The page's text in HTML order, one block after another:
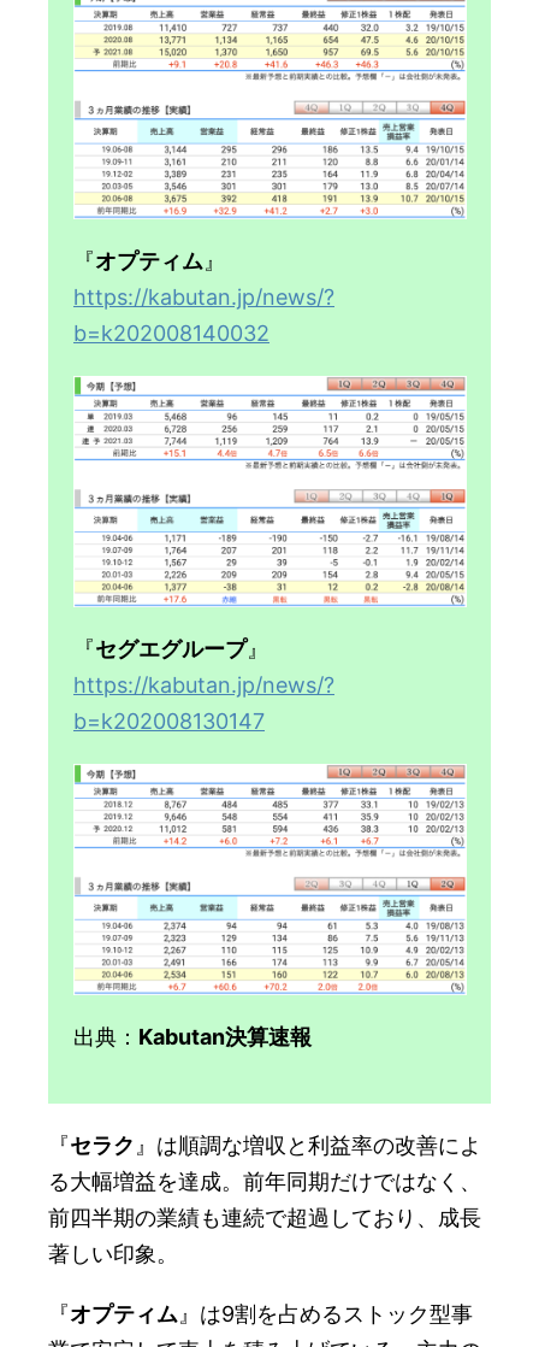
『オプティム 』
https://kabutan.jp/news/?
b=k202008140032
『セグエグループ』
https://kabutan.jp/news/?
b=k202008130147
出典： Kabutan決算速報
『セラク 』は順調な増収と利益率の改善によ
る大幅増益を達成。前年同期だけではなく、
前四半期の業績も連続で超過しており、成長
著しい印象。
『オプティム 』は9割を占めるストック型事